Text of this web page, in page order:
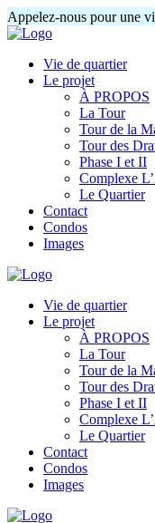
Appelez-nous pour une
Vie de quartier
Le projet
À PROPOS
La Tour
Tour de la
Tour des
Phase I et II
Complexe
Le Quartier
Contact
Condos
Images
Vie de quartier
Le projet
À PROPOS
La Tour
Tour de la
Tour des
Phase I et II
Complexe
Le Quartier
Contact
Condos
Images